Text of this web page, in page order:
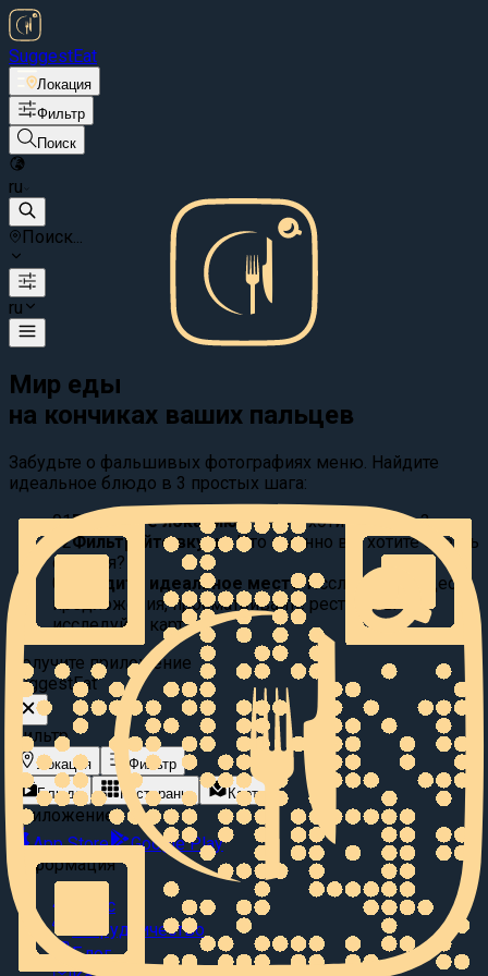
SuggestEat
Локация
Фильтр
Поиск
ru
Поиск...
ru
Мир еды
на кончиках ваших пальцев
Забудьте о фальшивых фотографиях меню. Найдите
идеальное блюдо в 3 простых шага:
01Выберите локацию:
Где вы хотите поесть?
02Фильтруйте вкусы: Что именно вы хотите съесть
сегодня?
03
Найдите идеальное место Исследуйте видео
предложения, просматривайте рестораны или
исследуйте карту.
Получите приложение
SuggestEat
Фильтр
Локация
Фильтр
Блюда
Рестораны Карта
Приложение
App Store
Google Play
Информация
О нас
Сотрудничество
Блог